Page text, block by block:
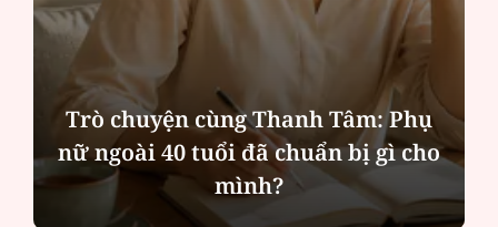
Trò chuyện cùng Thanh Tâm: Phụ
nữ ngoài 40 tuổi đã chuẩn bị gì cho
mình?